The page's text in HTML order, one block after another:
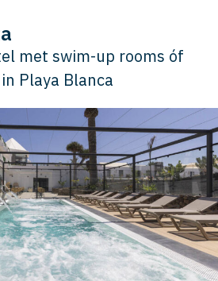
met swim-up rooms óf
Playa Blanca